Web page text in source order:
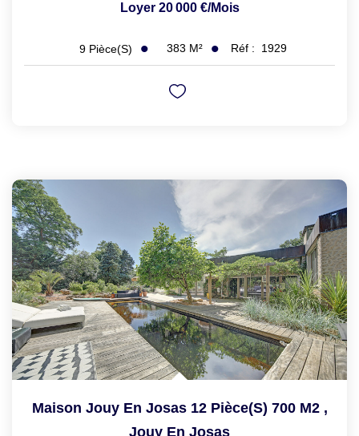
Loyer 20 000 €/mois
9 Pièce(s) 383 M² Réf : 1929
Maison Jouy En Josas 12 Pièce(s) 700 M2 ,
Jouy En Josas